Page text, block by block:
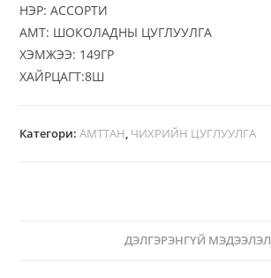
НЭР: АССОРТИ
АМТ: ШОКОЛАДНЫ ЦУГЛУУЛГА
ХЭМЖЭЭ: 149ГР
ХАЙРЦАГТ:8Ш
Категори:АМТТАН, ЧИХРИЙН ЦУГЛУУЛГА
ДЭЛГЭРЭНГҮЙ МЭДЭЭЛЭЛ